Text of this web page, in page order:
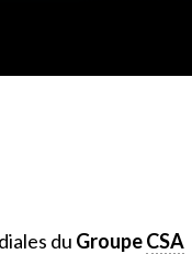
du GroupeCSA